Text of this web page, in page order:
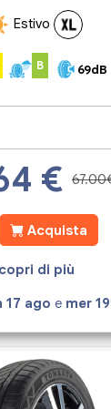
Estivo
B 69dB
€
Acquista
di più
17 ago e mer